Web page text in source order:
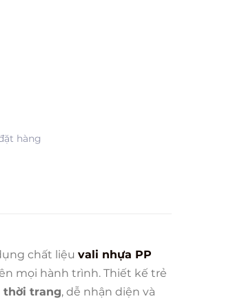
hàng
chất liệu vali nhựa PP
mọi hành trình. Thiết kế trẻ
thời trang, dễ nhận diện và